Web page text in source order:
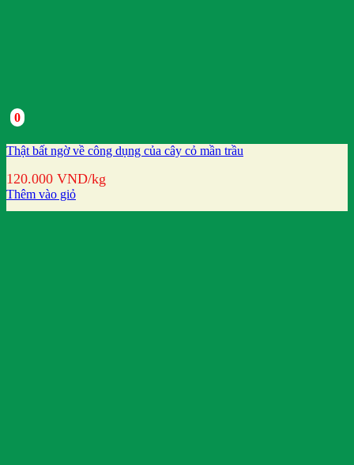
0
Thật bất ngờ về công dụng của cây cỏ mần trầu
120.000 VND/kg
Thêm vào giỏ